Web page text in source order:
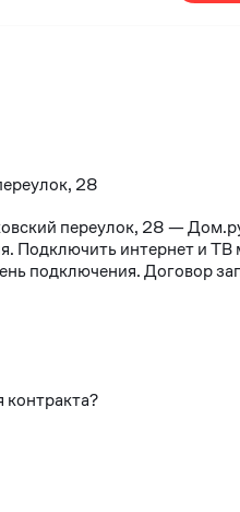
28
переулок, 28 —
Подключить интернет и
подключения. Договор